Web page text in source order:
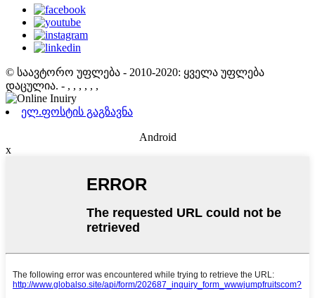
© საავტორო უფლება - 2010-2020: ყველა უფლება
დაცულია. - , , , , , ,
ელ.ფოსტის გაგზავნა
Android
x